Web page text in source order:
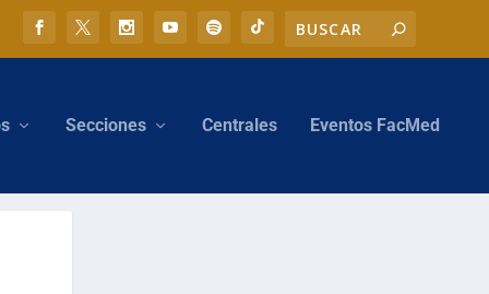
Secciones Centrales Eventos FacMed